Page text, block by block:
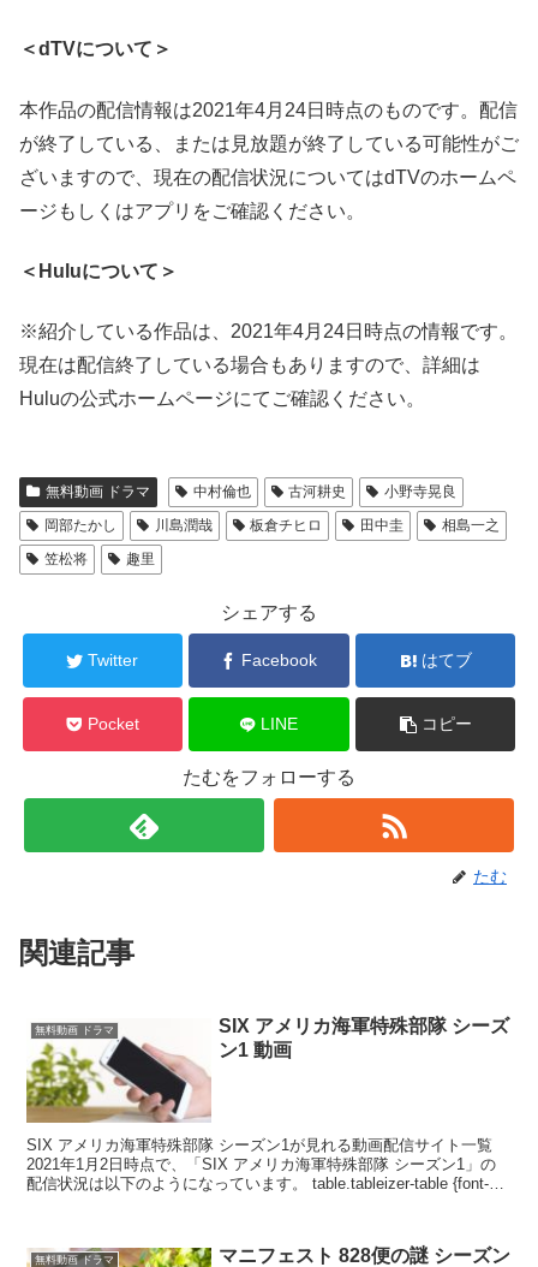
＜dTVについて＞
本作品の配信情報は2021年4月24日時点のものです。配信
が終了している、または見放題が終了している可能性がご
ざいますので、現在の配信状況についてはdTVのホームペ
ージもしくはアプリをご確認ください。
＜Huluについて＞
※紹介している作品は、2021年4月24日時点の情報です。
現在は配信終了している場合もありますので、詳細は
Huluの公式ホームページにてご確認ください。
無料動画 ドラマ 中村倫也 古河耕史
小野寺晃良
岡部たかし
川島潤哉 板倉チヒロ 田中圭
相島一之
笠松将
趣里
シェアする
Twitter Facebook はてブ
Pocket LINE コピー
たむをフォローする
たむ
関連記事
無料動画 ドラマ
SIX アメリカ海軍特殊部隊 シーズ
ン1 動画
SIX アメリカ海軍特殊部隊 シーズン1が見れる動画配信サイト一覧
2021年1月2日時点で、「SIX アメリカ海軍特殊部隊 シーズン1」の
配信状況は以下のようになっています。 table.tableizer-table {font-
無料動画 ドラマ
マニフェスト 828便の謎 シーズン